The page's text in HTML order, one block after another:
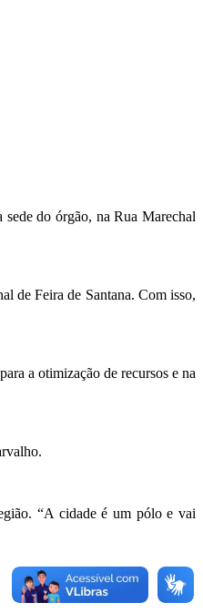
do órgão, na Rua Marechal
de Feira de Santana. Com isso,
a otimização de recursos e na
“A cidade é um pólo e vai